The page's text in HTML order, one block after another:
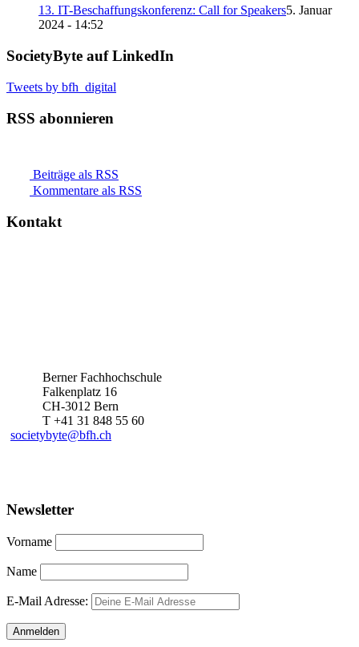
13. IT-Beschaffungskonferenz: Call for Speakers5. Januar
2024 - 14:52
SocietyByte auf LinkedIn
Tweets by bfh_digital
RSS abonnieren
Beiträge als RSS
Kommentare als RSS
Kontakt
Berner Fachhochschule
Falkenplatz 16
CH-3012 Bern
T +41 31 848 55 60
societybyte@bfh.ch
Newsletter
Vorname
Name
E-Mail Adresse: